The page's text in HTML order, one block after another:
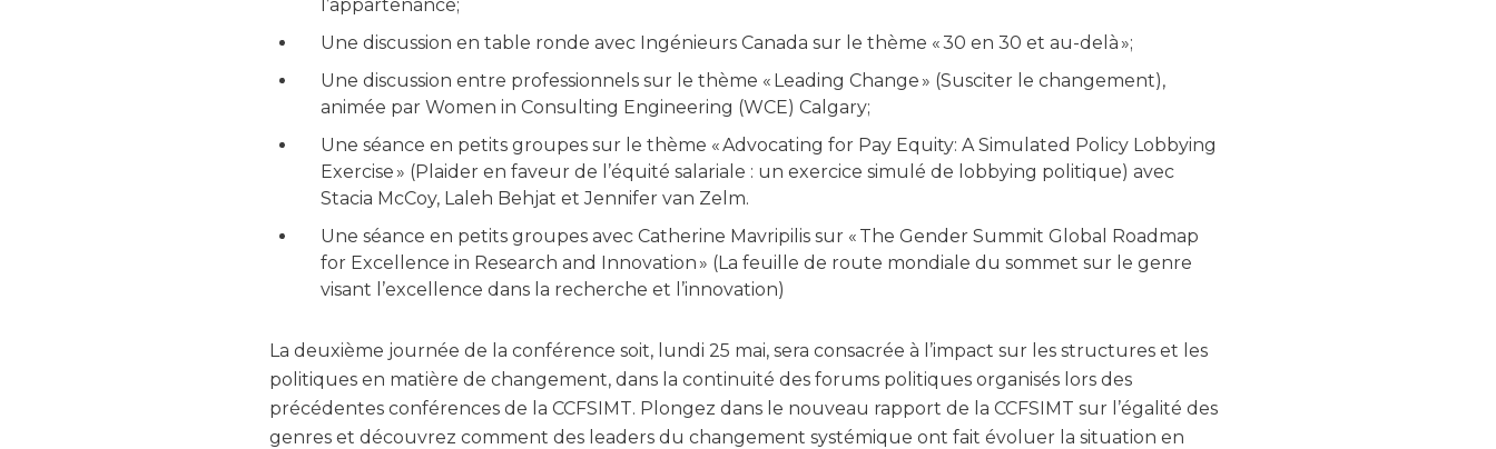
l’appartenance;
Une discussion en table ronde avec Ingénieurs Canada sur le thème « 30 en 30 et au-delà »;
Une discussion entre professionnels sur le thème « Leading Change » (Susciter le changement),
animée par Women in Consulting Engineering (WCE) Calgary;
Une séance en petits groupes sur le thème « Advocating for Pay Equity: A Simulated Policy Lobbying
Exercise » (Plaider en faveur de l’équité salariale : un exercice simulé de lobbying politique) avec
Stacia McCoy, Laleh Behjat et Jennifer van Zelm.
Une séance en petits groupes avec Catherine Mavripilis sur « The Gender Summit Global Roadmap
for Excellence in Research and Innovation » (La feuille de route mondiale du sommet sur le genre
visant l’excellence dans la recherche et l’innovation)
La deuxième journée de la conférence soit, lundi 25 mai, sera consacrée à l’impact sur les structures et les
politiques en matière de changement, dans la continuité des forums politiques organisés lors des
précédentes conférences de la CCFSIMT. Plongez dans le nouveau rapport de la CCFSIMT sur l’égalité des
genres et découvrez comment des leaders du changement systémique ont fait évoluer la situation en